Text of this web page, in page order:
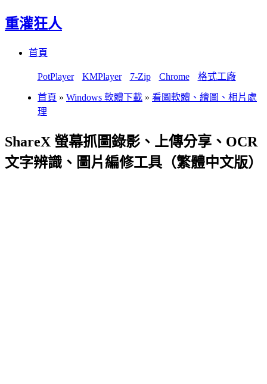
重灌狂人
首頁
PotPlayer KMPlayer 7-Zip Chrome 格式工廠
首頁 » Windows 軟體下載 » 看圖軟體、繪圖、相片處
理
ShareX 螢幕抓圖錄影、上傳分享、OCR
文字辨識、圖片編修工具（繁體中文版）